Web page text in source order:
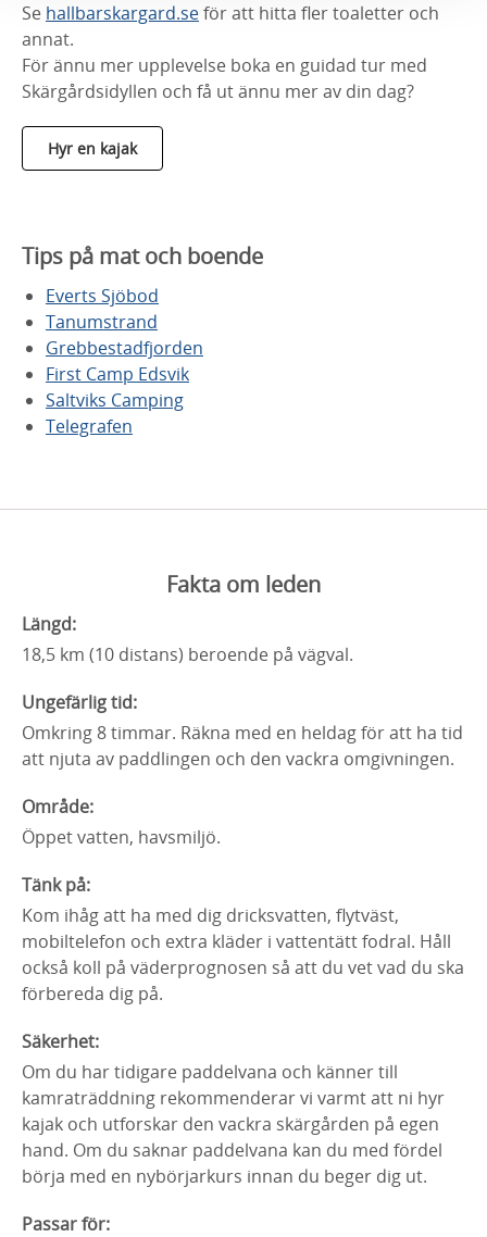
Se hallbarskargard.seför att hitta fler toaletter och
annat.
För ännu mer upplevelse boka en guidad tur med
Skärgårdsidyllen och få ut ännu mer av din dag?
Hyr en kajak
Tips på mat och boende
Everts Sjöbod
Tanumstrand
Grebbestadfjorden
First Camp Edsvik
Saltviks Camping
Telegrafen
Fakta om leden
Längd:
18,5 km (10 distans) beroende på vägval.
Ungefärlig tid:
Omkring 8 timmar. Räkna med en heldag för att ha tid
att njuta av paddlingen och den vackra omgivningen.
Område:
Öppet vatten, havsmiljö.
Tänk på:
Kom ihåg att ha med dig dricksvatten, flytväst,
mobiltelefon och extra kläder i vattentätt fodral. Håll
också koll på väderprognosen så att du vet vad du ska
förbereda dig på.
Säkerhet:
Om du har tidigare paddelvana och känner till
kamraträddning rekommenderar vi varmt att ni hyr
kajak och utforskar den vackra skärgården på egen
hand. Om du saknar paddelvana kan du med fördel
börja med en nybörjarkurs innan du beger dig ut.
Passar för: